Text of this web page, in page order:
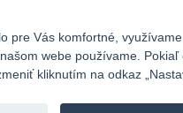
Fio banka
pre Vás komfortné,
webe používame.
kliknutím na odkaz